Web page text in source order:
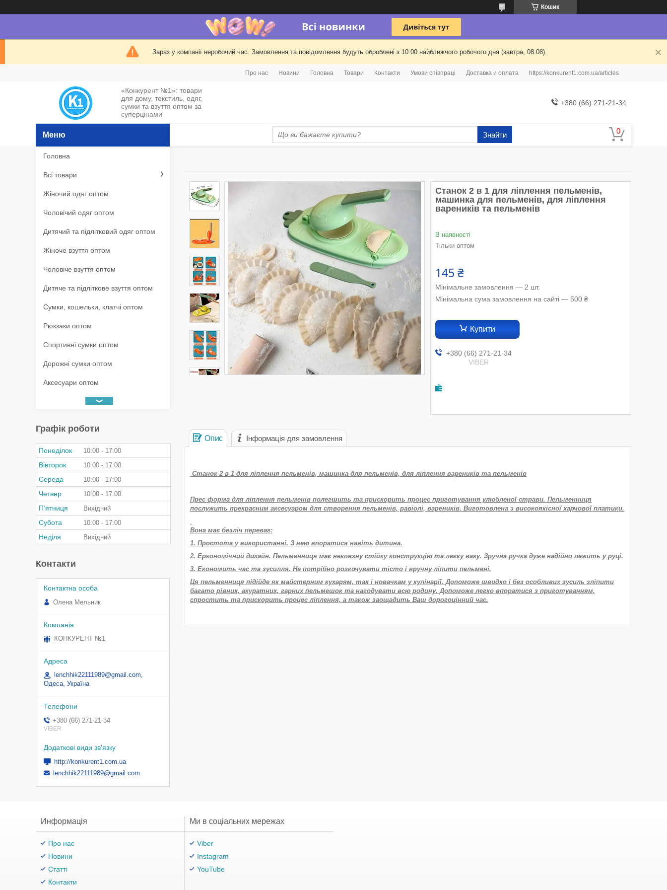
Кошик
Зараз у компанії неробочий час. Замовлення та повідомлення будуть оброблені з 10:00 найближчого робочого дня (завтра, 08.08).
Про нас Новини Головна Товари Контакти Умови співпраці Доставка и оплата https://konkurent1.com.ua/articles
«Конкурент №1»: товари
для дому, текстиль, одяг,
сумки та взуття оптом за
суперцінами
+380 (66) 271-21-34
Знайти
Станок 2 в 1 для ліплення пельменів,
машинка для пельменів, для ліплення
вареників та пельменів
В наявності
Тільки оптом
145 ₴
Мінімальне замовлення — 2 шт.
Мінімальна сума замовлення на сайті — 500 ₴
Купити
+380 (66) 271-21-34
VIBER
Опис Інформація для замовлення
Станок 2 в 1 для ліплення пельменів, машинка для пельменів, для ліплення вареників та пельменів
Прес форма для ліплення пельменів полегшить та прискорить процес приготування улюбленої страви. Пельменниця
послужить прекрасним аксесуаром для створення пельменів, равіолі, вареників. Виготовлена ​​з високоякісної харчової платики.
Вона має безліч переваг:
1. Простота у використанні. З нею впоратися навіть дитина.
2. Ергономічний дизайн. Пельменниця має нековзну стійку конструкцію та легку вагу. Зручна ручка дуже надійно лежить у руці.
3. Економить час та зусилля. Не потрібно розкочувати тісто і вручну ліпити пельмені.
Ця пельменниця підійде як майстерним кухарям, так і новачкам у кулінарії. Допоможе швидко і без особливих зусиль зліпити
багато рівних, акуратних, гарних пельмешок та нагодувати всю родину. Допоможе легко впоратися з приготуванням,
спростить та прискорить процес ліплення, а також заощадить Ваш дорогоцінний час.
Головна
Всі товари
Жіночий одяг оптом
Чоловічий одяг оптом
Дитячий та підлітковий одяг оптом
Жіноче взуття оптом
Чоловіче взуття оптом
Дитяче та підліткове взуття оптом
Сумки, кошельки, клатчі оптом
Рюкзаки оптом
Спортивні сумки оптом
Дорожні сумки оптом
Аксесуари оптом
Графік роботи
Понеділок 10:00 17:00
Вівторок 10:00 17:00
Середа 10:00 17:00
Четвер 10:00 17:00
Пʼятниця Вихідний
Субота 10:00 17:00
Неділя Вихідний
Контакти
Олена Мельник
КОНКУРЕНТ №1
lenchhik22111989@gmail.com,
Одеса, Україна
+380 (66) 271-21-34
VIBER
http://konkurent1.com.ua
lenchhik22111989@gmail.com
Информація
Про нас
Новини
Статті
Контакти
Ми в соціальних мережах
Viber
Instagram
YouTube